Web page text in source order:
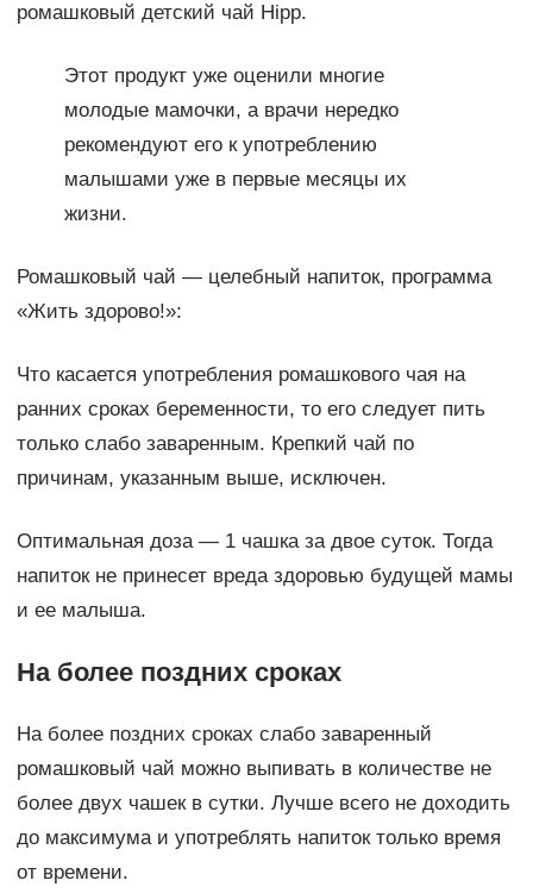
ромашковый детский чай Hipp.
Этот продукт уже оценили многие
молодые мамочки, а врачи нередко
рекомендуют его к употреблению
малышами уже в первые месяцы их
жизни.
Ромашковый чай — целебный напиток, программа
«Жить здорово!»:
Что касается употребления ромашкового чая на
ранних сроках беременности, то его следует пить
только слабо заваренным. Крепкий чай по
причинам, указанным выше, исключен.
Оптимальная доза — 1 чашка за двое суток. Тогда
напиток не принесет вреда здоровью будущей мамы
и ее малыша.
На более поздних сроках
На более поздних сроках слабо заваренный
ромашковый чай можно выпивать в количестве не
более двух чашек в сутки. Лучше всего не доходить
до максимума и употреблять напиток только время
от времени.